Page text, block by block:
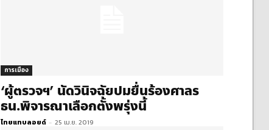
การเมือง
‘ผู้ตรวจฯ’ นัดวินิจฉัยปมยื่นร้องศาลร
ธน.พิจารณาเลือกตั้งพรุ่งนี้
ไทยแทบลอยด์ - 25 เม.ย. 2019